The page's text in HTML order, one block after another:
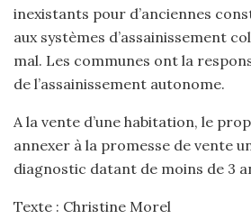
inexistants pour d’anciennes
aux systèmes d’assainissement
mal. Les communes ont la
de l’assainissement autonome.
A la vente d’une habitation, le
annexer à la promesse de vente
diagnostic datant de moins de 3
Texte : Christine Morel